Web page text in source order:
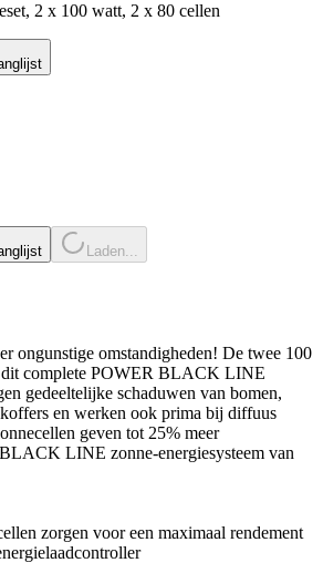
2 x 100 watt, 2 x 80 cellen
Laden...
ongunstige omstandigheden! De twee 100
dit complete POWER BLACK LINE
gedeeltelijke schaduwen van bomen,
en werken ook prima bij diffuus
geven tot 25% meer
LINE zonne-energiesysteem van
zorgen voor een maximaal rendement